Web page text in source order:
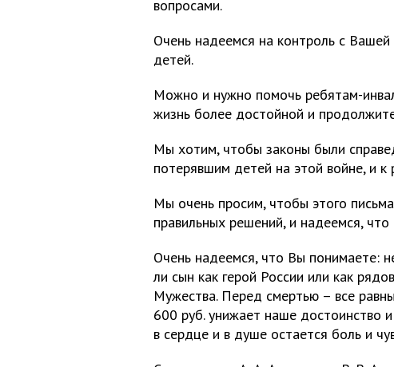
вопросами.
Очень надеемся на контроль с
детей.
Можно и нужно помочь ребятам-
жизнь более достойной и
Мы хотим, чтобы законы были
потерявшим детей на этой войне, и
Мы очень просим, чтобы этого
правильных решений, и надеемся,
Очень надеемся, что Вы понимаете:
ли сын как герой России или как
Мужества. Перед смертью – все
600 руб. унижает наше достоинство
в сердце и в душе остается боль и